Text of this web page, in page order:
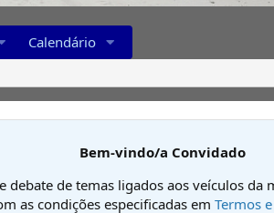
Calendário
Bem-vindo/a Convidado
debate de temas ligados aos veículos
as condições especificadas em Termos